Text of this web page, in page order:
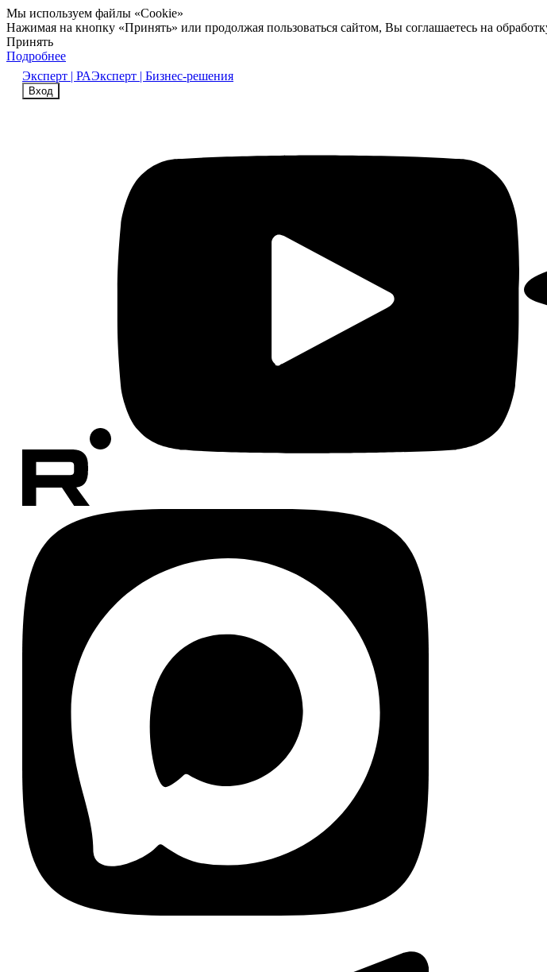
Мы используем файлы «Cookie»
Нажимая на кнопку «Принять» или продолжая пользоваться сайтом, Вы соглашаетесь на
Принять
Подробнее
Эксперт | РАЭксперт | Бизнес-решения
Вход